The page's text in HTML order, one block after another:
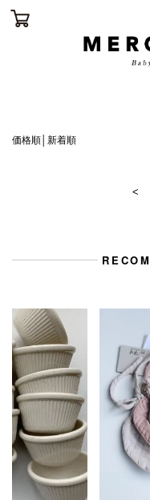
価格順 新着順
<